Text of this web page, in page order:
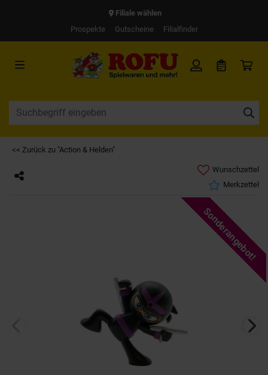
Filiale wählen
Prospekte
Gutscheine Filialfinder
<< Zurück zu "Action & Helden"
Wunschzettel
Merkzettel
Sonderangebot!